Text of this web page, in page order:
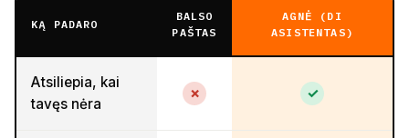
KĄ PADARO
BALSO
PAŠTAS
AGNĖ (DI
ASISTENTAS)
Atsiliepia, kai
tavęs nėra
✗ ✓